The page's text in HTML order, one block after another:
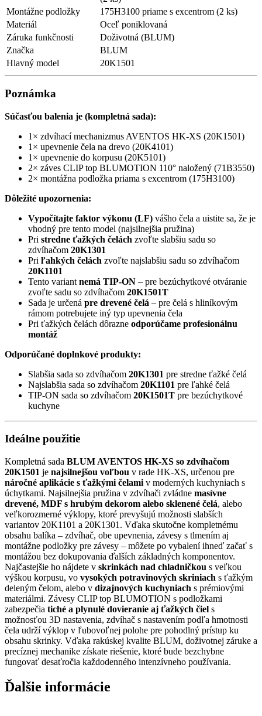
Montážne podložky
175H3100 priame s excentrom (2 ks)
Materiál
Oceľ poniklovaná
Záruka funkčnosti
Doživotná (BLUM)
Značka
BLUM
Hlavný model
20K1501
Poznámka
Súčasťou balenia je (kompletná sada):
1× zdvíhací mechanizmus AVENTOS HK-XS (20K1501)
1× upevnenie čela na drevo (20K4101)
1× upevnenie do korpusu (20K5101)
2× záves CLIP top BLUMOTION 110° naložený (71B3550)
2× montážna podložka priama s excentrom (175H3100)
Dôležité upozornenia:
Vypočítajte faktor výkonu (LF) vášho čela a uistite sa, že je
vhodný pre tento model (najsilnejšia pružina)
Pri stredne ťažkých čelách zvoľte slabšiu sadu so
zdvíhačom 20K1301
Pri ľahkých čelách zvoľte najslabšiu sadu so zdvíhačom
20K1101
Tento variant nemá TIP-ON – pre bezúchytkové otváranie
zvoľte sadu so zdvíhačom 20K1501T
Sada je určená pre drevené čelá – pre čelá s hliníkovým
rámom potrebujete iný typ upevnenia čela
Pri ťažkých čelách dôrazne odporúčame profesionálnu
montáž
Odporúčané doplnkové produkty:
Slabšia sada so zdvíhačom 20K1301 pre stredne ťažké čelá
Najslabšia sada so zdvíhačom 20K1101 pre ľahké čelá
TIP-ON sada so zdvíhačom 20K1501T pre bezúchytkové
kuchyne
Ideálne použitie
Kompletná sada BLUM AVENTOS HK-XS so zdvíhačom
20K1501 je najsilnejšou voľbou v rade HK-XS, určenou pre
náročné aplikácie s ťažkými čelami v moderných kuchyniach s
úchytkami. Najsilnejšia pružina v zdvíhači zvládne masívne
drevené, MDF s hrubým dekorom alebo sklenené čelá, alebo
veľkorozmerné výklopy, ktoré prevyšujú možnosti slabších
variantov 20K1101 a 20K1301. Vďaka skutočne kompletnému
obsahu balíka – zdvíhač, obe upevnenia, závesy s tlmením aj
montážne podložky pre závesy – môžete po vybalení ihneď začať s
montážou bez dokupovania ďalších základných komponentov.
Najčastejšie ho nájdete v skrinkách nad chladničkou s veľkou
výškou korpusu, vo vysokých potravinových skriniach s ťažkým
deleným čelom, alebo v dizajnových kuchyniach s prémiovými
materiálmi. Závesy CLIP top BLUMOTION s podložkami
zabezpečia tiché a plynulé dovieranie aj ťažkých čiel s
možnosťou 3D nastavenia, zdvíhač s nastavením podľa hmotnosti
čela udrží výklop v ľubovoľnej polohe pre pohodlný prístup ku
obsahu skrinky. Vďaka rakúskej kvalite BLUM, doživotnej záruke a
precíznej mechanike získate riešenie, ktoré bude bezchybne
fungovať desaťročia každodenného intenzívneho používania.
Ďalšie informácie